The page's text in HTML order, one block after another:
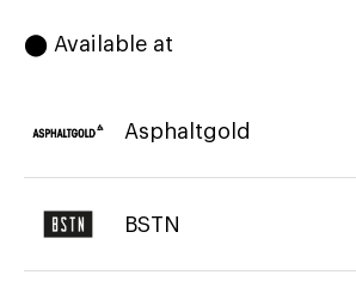
⬤ Available at
Asphaltgold
BSTN